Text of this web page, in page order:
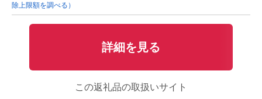
除上限額を調べる）
詳細を見る
この返礼品の取扱いサイト